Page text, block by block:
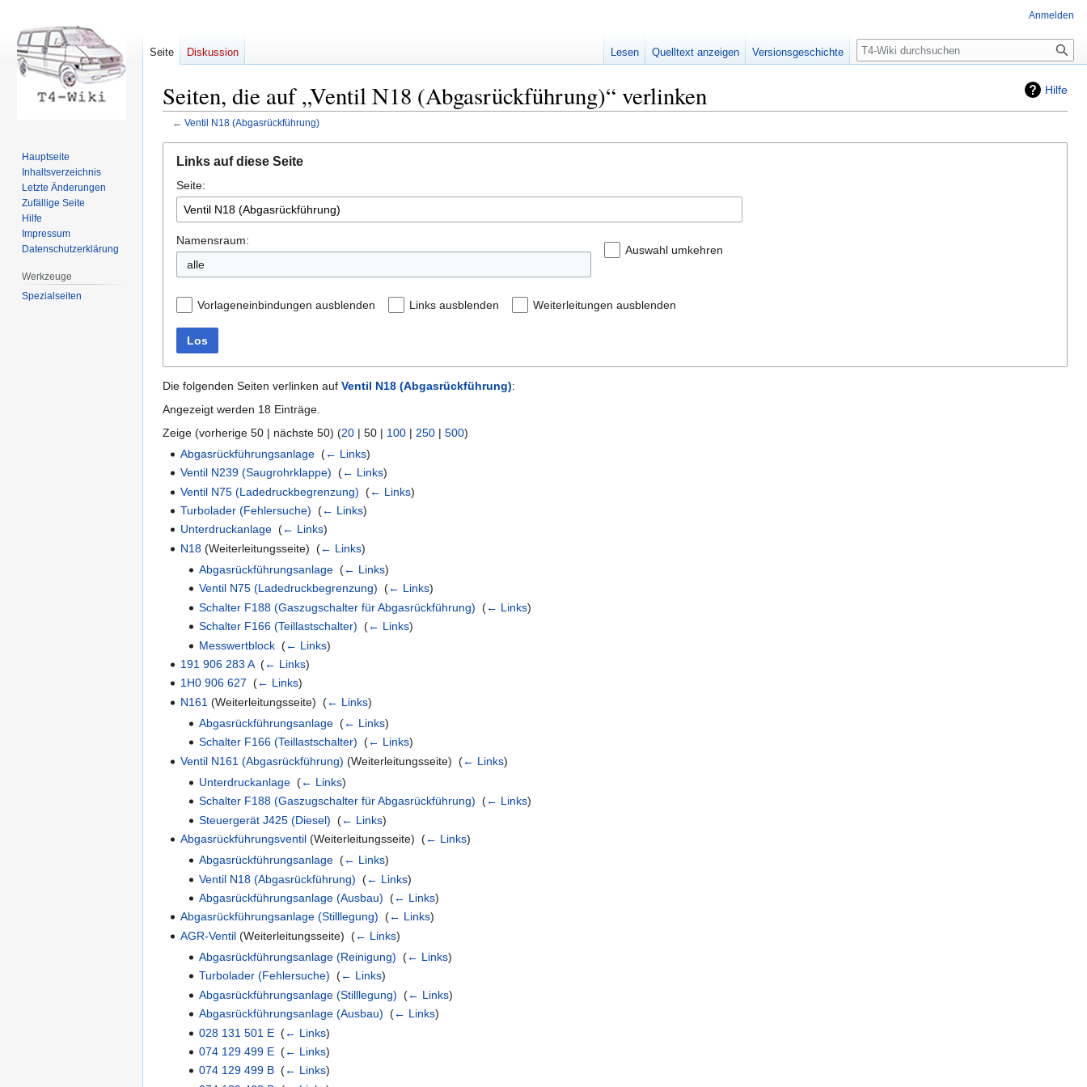
Hilfe
Seiten, die auf „Ventil N18 (Abgasrückführung)“ verlinken
← Ventil N18 (Abgasrückführung)
Navigation
springen
Suche
springen
Links auf diese Seite
Seite:
Namensraum:
Auswahl umkehren
Vorlageneinbindungen ausblenden Links ausblenden Weiterleitungen ausblenden
Los
Die folgenden Seiten verlinken auf Ventil N18 (Abgasrückführung):
Angezeigt werden 18 Einträge.
Zeige (vorherige 50 | nächste 50) (20 | 50 | 100 | 250 | 500)
Abgasrückführungsanlage ‎(← Links)
Ventil N239 (Saugrohrklappe) ‎(← Links)
Ventil N75 (Ladedruckbegrenzung) ‎(← Links)
Turbolader (Fehlersuche) ‎(← Links)
Unterdruckanlage ‎(← Links)
N18 (Weiterleitungsseite) ‎(← Links)
Abgasrückführungsanlage‎ (← Links)
Ventil N75 (Ladedruckbegrenzung) (← Links)
Schalter F188 (Gaszugschalter für Abgasrückführung) (← Links)
Schalter F166 (Teillastschalter) (← Links)
Messwertblock‎ (← Links)
191 906 283 A‎(← Links)
1H0 906 627 ‎(← Links)
N161 (Weiterleitungsseite) ‎(← Links)
Abgasrückführungsanlage‎ (← Links)
Schalter F166 (Teillastschalter) (← Links)
Ventil N161 (Abgasrückführung) (Weiterleitungsseite) ‎(← Links)
Unterdruckanlage‎ (← Links)
Schalter F188 (Gaszugschalter für Abgasrückführung) (← Links)
Steuergerät J425 (Diesel) (← Links)
Abgasrückführungsventil (Weiterleitungsseite) ‎(← Links)
Abgasrückführungsanlage‎ (← Links)
Ventil N18 (Abgasrückführung) (← Links)
Abgasrückführungsanlage (Ausbau) (← Links)
Abgasrückführungsanlage (Stilllegung) ‎(← Links)
AGR-Ventil (Weiterleitungsseite) ‎(← Links)
Abgasrückführungsanlage (Reinigung) (← Links)
Turbolader (Fehlersuche) (← Links)
Abgasrückführungsanlage (Stilllegung) (← Links)
Abgasrückführungsanlage (Ausbau) (← Links)
028 131 501 E‎ (← Links)
074 129 499 E‎ (← Links)
074 129 499 B‎ (← Links)
Anmelden
Seite Diskussion Lesen Quelltext anzeigen Versionsgeschichte Suche
Hauptseite
Inhaltsverzeichnis
Letzte Änderungen
Zufällige Seite
Hilfe
Impressum
Datenschutzerklärung
Werkzeuge
Spezialseiten